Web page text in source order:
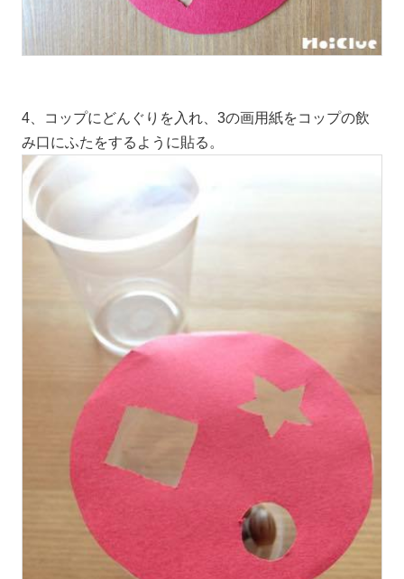
4、コップにどんぐりを入れ、3の画用紙をコップの飲
み口にふたをするように貼る。